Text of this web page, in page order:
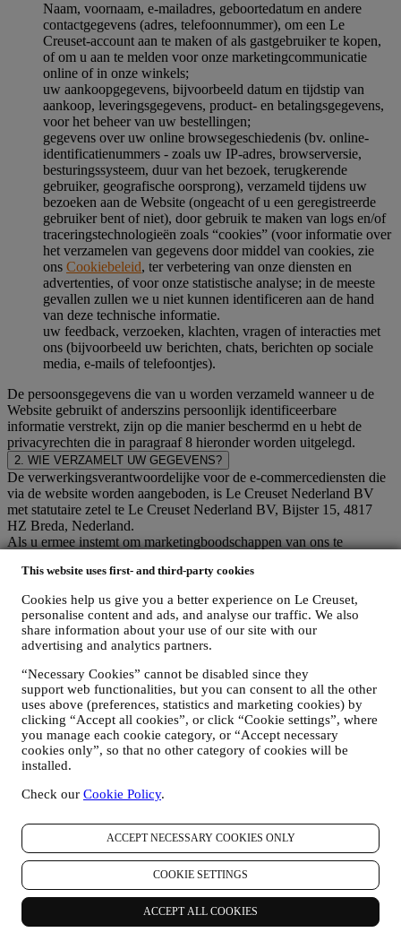
This website uses first- and third-party cookies
Cookies help us give you a better experience on Le Creuset,
personalise content and ads, and analyse our traffic. We also
share information about your use of our site with our
advertising and analytics partners.
“Necessary Cookies” cannot be disabled since they
support web functionalities, but you can consent to all the other
uses above (preferences, statistics and marketing cookies) by
clicking “Accept all cookies”, or click “Cookie settings”, where
you manage each cookie category, or “Accept necessary
cookies only”, so that no other category of cookies will be
installed.
Check our Cookie Policy.
ACCEPT NECESSARY COOKIES ONLY
COOKIE SETTINGS
ACCEPT ALL COOKIES
Naam, voornaam, e-mailadres, geboortedatum en andere
contactgegevens (adres, telefoonnummer), om een Le
Creuset-account aan te maken of als gastgebruiker te kopen,
of om u aan te melden voor onze marketingcommunicatie
online of in onze winkels;
uw aankoopgegevens, bijvoorbeeld datum en tijdstip van
aankoop, leveringsgegevens, product- en betalingsgegevens,
voor het beheer van uw bestellingen;
gegevens over uw online browsegeschiedenis (bv. online-
identificatienummers - zoals uw IP-adres, browserversie,
besturingssysteem, duur van het bezoek, terugkerende
gebruiker, geografische oorsprong), verzameld tijdens uw
bezoeken aan de Website (ongeacht of u een geregistreerde
gebruiker bent of niet), door gebruik te maken van logs en/of
traceringstechnologieën zoals “cookies” (voor informatie over
het verzamelen van gegevens door middel van cookies, zie
ons Cookiebeleid, ter verbetering van onze diensten en
advertenties, of voor onze statistische analyse; in de meeste
gevallen zullen we u niet kunnen identificeren aan de hand
van deze technische informatie.
uw feedback, verzoeken, klachten, vragen of interacties met
ons (bijvoorbeeld uw berichten, chats, berichten op sociale
media, e-mails of telefoontjes).
De persoonsgegevens die van u worden verzameld wanneer u de
Website gebruikt of anderszins persoonlijk identificeerbare
informatie verstrekt, zijn op die manier beschermd en u hebt de
privacyrechten die in paragraaf 8 hieronder worden uitgelegd.
2. WIE VERZAMELT UW GEGEVENS?
De verwerkingsverantwoordelijke voor de e-commercediensten die
via de website worden aangeboden, is Le Creuset Nederland BV
met statutaire zetel te Le Creuset Nederland BV, Bijster 15, 4817
HZ Breda, Nederland.
Als u ermee instemt om marketingboodschappen van ons te
consumentendatabase van Le Creuset Group, die als
het kantoor in Hofstrasse 1A,Neuhofstrasse 4 , Baar, Zugo, 6340
Zwitserland (die Le Creuset SL, BTW-nummer B62153630, met
kantoor in Paseo de Gracia 9, 2º, 08007 Barcelona, Spanje, heeft
aangesteld als vertegenwoordiger in de EU), op basis van een
overeenkomst tot gezamenlijke zeggenschap die in wezen voorziet
in (a) Le Creuset Group AG die verantwoordelijk is voor de
algemene strategie met betrekking tot marketing en
gepersonaliseerde klantervaring; (b) lokale Le Creuset-entiteiten die
profiteren van deze strategie en deze uitvoeren, alsmede
onafhankelijk marketingcommunicatie/initiatieven ontwikkelen op
lokaal niveau (binnen een bepaald land); (c) beide gezamenlijk
rechten af te handelen.
Wij kunnen uw gegevens verwerken voor de volgende doeleinden:
VOOR ONZE WETTELIJKE VERPLICHTINGEN
Mogelijk moeten we bepaalde gegevens over u verwerken om
te voldoen aan onze wettelijke verplichtingen en andere
verplichtingen die voortvloeien uit instructies van de overheid.
OM EEN LE CREUSET-ACCOUNT AAN TE MAKEN